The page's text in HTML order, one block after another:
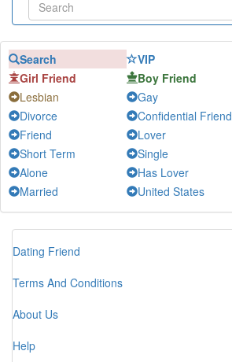
truongson
Rachel McAdam
Chat
Tâm Khánh
Hien Pham
Anh Dũng
nguyentuan
Nhắn tin khi rảnh
Chat
quanghuynh
Nguyễn Chí-Chat
Jenny Nguyễn
may may
Search
VIP
Girl Friend
Boy Friend
Lesbian
Gay
Divorce
Confidential Friend
Friend
Lover
Short Term
Single
Alone
Has Lover
Married
United States
Dating Friend
Terms And Conditions
About Us
Help